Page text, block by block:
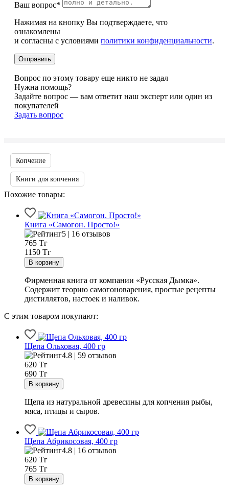
Ваш вопрос*
Нажимая на кнопку Вы подтверждаете, что
ознакомлены
и согласны с условиями политики конфиденциальности.
Вопрос по этому товару еще никто не задал
Нужна помощь?
Задайте вопрос — вам ответит наш эксперт или один из
покупателей
Задать вопрос
Копчение
Книги для копчения
Похожие товары:
Книга «Самогон. Просто!»
5 | 16 отзывов
765 Тг
1150 Тг
Фирменная книга от компании «Русская Дымка».
Содержит теорию самогоноварения, простые рецепты
дистиллятов, настоек и наливок.
С этим товаром покупают:
Щепа Ольховая, 400 гр
4.8 | 59 отзывов
620 Тг
690 Тг
Щепа из натуральной древесины для копчения рыбы,
мяса, птицы и сыров.
Щепа Абрикосовая, 400 гр
4.8 | 16 отзывов
620 Тг
765 Тг